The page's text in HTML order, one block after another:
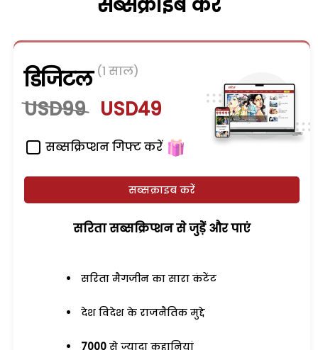
डिजिटल (1 साल)
USD99 USD49
सब्सक्रिप्शन गिफ्ट करें
सब्सक्राइब करें
सरिता सब्सक्रिप्शन से जुड़ेें और पाएं
सरिता मैगजीन का सारा कंटेंट
देश विदेश के राजनैतिक मुद्दे
7000 से ज्यादा कहानियां